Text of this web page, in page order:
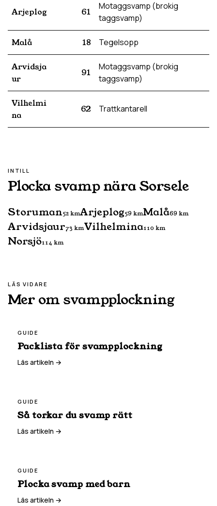
Arjeplog 61
Motaggsvamp (brokig
taggsvamp)
Malå 18 Tegelsopp
Arvidsja
ur
91
Motaggsvamp (brokig
taggsvamp)
Vilhelmi
na
62 Trattkantarell
INTILL
Plocka svamp näraSorsele
Storuman52kmArjeplog59 kmMalå69 km
Arvidsjaur73 kmVilhelmina110 km
Norsjö114 km
LÄS VIDARE
Mer om svampplockning
GUIDE
Packlista för svampplockning
Läs artikeln →
GUIDE
Så torkar du svamp rätt
Läs artikeln →
GUIDE
Plocka svamp med barn
Läs artikeln →